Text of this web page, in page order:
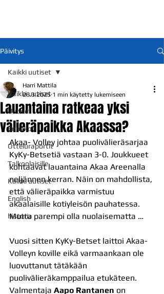
Päivitys
Kaikki uutiset
Uutiset
Ennakot
Otteluraportit
Talkoolaisille
Kaikki uutiset
English
historia
Kaikki uutiset
Lauantaina ratkeaa yksi
välieräpaikka Akaassa?
Harri Mattila
26.3.2025 1 min käytetty lukemiseen
Akaa- Volley johtaa puolivälieräsarjaa
KyKy-Betsetiä vastaan 3-0. Joukkueet
kohtaavat lauantaina Akaa Areenalla
neljännen kerran. Näin on mahdollista,
että välieräpaikka varmistuu
akaalaisille kotiyleisön pauhatessa.
Mutta parempi olla nuolaisematta …
Vuosi sitten KyKy-Betset laittoi Akaa-
Volleyn koville eikä varmaankaan ole
luovuttanut tätäkään
puolivälieräkamppailua etukäteen.
Valmentaja Aapo Rantanen on